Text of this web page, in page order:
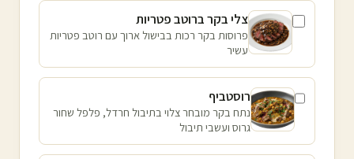
צלי בקר ברוטב פטריות
פרוסות בקר רכות בבישול ארוך עם רוטב פטריות
עשיר
רוסטביף
נתח בקר מובחר צלוי בתיבול חרדל, פלפל שחור
גרוס ועשבי תיבול